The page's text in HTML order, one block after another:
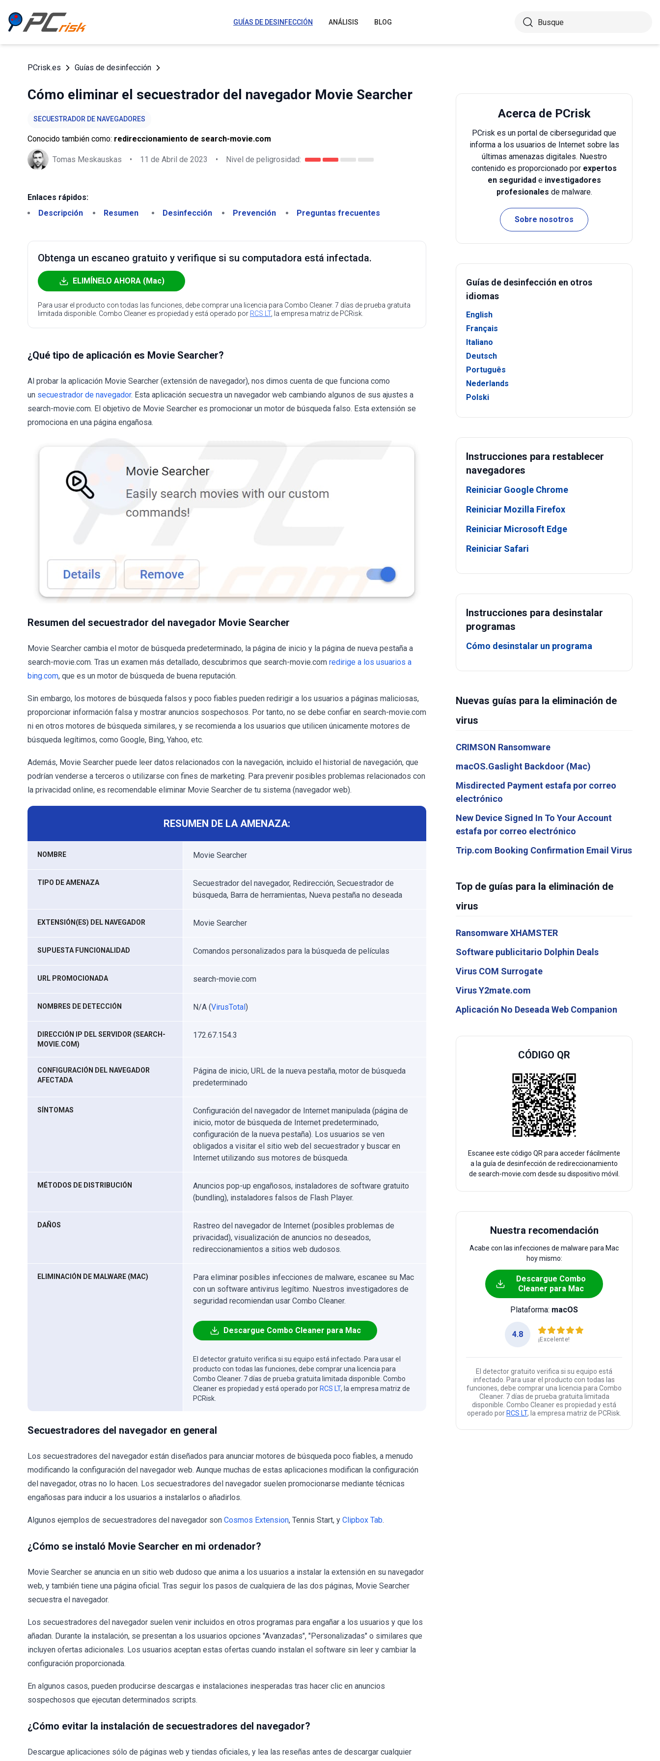
GUÍAS DE DESINFECCIÓN ANÁLISIS BLOG
PCrisk.es Guías de desinfección
Cómo eliminar el secuestrador del navegador Movie Searcher
SECUESTRADOR DE NAVEGADORES
Conocido también como: redireccionamiento de search-movie.com
Tomas Meskauskas • 11 de Abril de 2023 • Nivel de peligrosidad:
Enlaces rápidos:
Descripción
Resumen Desinfección Prevención Preguntas frecuentes
Obtenga un escaneo gratuito y verifique si su computadora está infectada.
ELIMÍNELO AHORA (Mac)
Para usar el producto con todas las funciones, debe comprar una licencia para Combo Cleaner. 7 días de prueba gratuita
limitada disponible. Combo Cleaner es propiedad y está operado por RCS LT, la empresa matriz de PCRisk.
¿Qué tipo de aplicación es Movie Searcher?
Al probar la aplicación Movie Searcher (extensión de navegador), nos dimos cuenta de que funciona como
un secuestrador de navegador. Esta aplicación secuestra un navegador web cambiando algunos de sus ajustes a
search-movie.com. El objetivo de Movie Searcher es promocionar un motor de búsqueda falso. Esta extensión se
promociona en una página engañosa.
Resumen del secuestrador del navegador Movie Searcher
Movie Searcher cambia el motor de búsqueda predeterminado, la página de inicio y la página de nueva pestaña a
search-movie.com. Tras un examen más detallado, descubrimos que search-movie.com redirige a los usuarios a
bing.com, que es un motor de búsqueda de buena reputación.
Sin embargo, los motores de búsqueda falsos y poco fiables pueden redirigir a los usuarios a páginas maliciosas,
proporcionar información falsa y mostrar anuncios sospechosos. Por tanto, no se debe confiar en search-movie.com
ni en otros motores de búsqueda similares, y se recomienda a los usuarios que utilicen únicamente motores de
búsqueda legítimos, como Google, Bing, Yahoo, etc.
Además, Movie Searcher puede leer datos relacionados con la navegación, incluido el historial de navegación, que
podrían venderse a terceros o utilizarse con fines de marketing. Para prevenir posibles problemas relacionados con
la privacidad online, es recomendable eliminar Movie Searcher de tu sistema (navegador web).
RESUMEN DE LA AMENAZA:
NOMBRE Movie Searcher
TIPO DE AMENAZA
Secuestrador del navegador, Redirección, Secuestrador de
búsqueda, Barra de herramientas, Nueva pestaña no deseada
EXTENSIÓN(ES) DEL NAVEGADOR Movie Searcher
SUPUESTA FUNCIONALIDAD Comandos personalizados para la búsqueda de películas
URL PROMOCIONADA search-movie.com
NOMBRES DE DETECCIÓN N/A (VirusTotal)
DIRECCIÓN IP DEL SERVIDOR (SEARCH-
MOVIE.COM)
172.67.154.3
CONFIGURACIÓN DEL NAVEGADOR
AFECTADA
Página de inicio, URL de la nueva pestaña, motor de búsqueda
predeterminado
SÍNTOMAS
Configuración del navegador de Internet manipulada (página de
inicio, motor de búsqueda de Internet predeterminado,
configuración de la nueva pestaña). Los usuarios se ven
obligados a visitar el sitio web del secuestrador y buscar en
Internet utilizando sus motores de búsqueda.
MÉTODOS DE DISTRIBUCIÓN
Anuncios pop-up engañosos, instaladores de software gratuito
(bundling), instaladores falsos de Flash Player.
DAÑOS
Rastreo del navegador de Internet (posibles problemas de
privacidad), visualización de anuncios no deseados,
redireccionamientos a sitios web dudosos.
ELIMINACIÓN DE MALWARE (MAC)
Para eliminar posibles infecciones de malware, escanee su Mac
con un software antivirus legítimo. Nuestros investigadores de
seguridad recomiendan usar Combo Cleaner.
Descargue Combo Cleaner para Mac
El detector gratuito verifica si su equipo está infectado. Para usar el
producto con todas las funciones, debe comprar una licencia para
Combo Cleaner. 7 días de prueba gratuita limitada disponible. Combo
Cleaner es propiedad y está operado por RCS LT, la empresa matriz de
PCRisk.
Secuestradores del navegador en general
Los secuestradores del navegador están diseñados para anunciar motores de búsqueda poco fiables, a menudo
modificando la configuración del navegador web. Aunque muchas de estas aplicaciones modifican la configuración
del navegador, otras no lo hacen. Los secuestradores del navegador suelen promocionarse mediante técnicas
engañosas para inducir a los usuarios a instalarlos o añadirlos.
Algunos ejemplos de secuestradores del navegador son Cosmos Extension, Tennis Start, y Clipbox Tab.
¿Cómo se instaló Movie Searcher en mi ordenador?
Movie Searcher se anuncia en un sitio web dudoso que anima a los usuarios a instalar la extensión en su navegador
web, y también tiene una página oficial. Tras seguir los pasos de cualquiera de las dos páginas, Movie Searcher
secuestra el navegador.
Los secuestradores del navegador suelen venir incluidos en otros programas para engañar a los usuarios y que los
añadan. Durante la instalación, se presentan a los usuarios opciones "Avanzadas", "Personalizadas" o similares que
incluyen ofertas adicionales. Los usuarios aceptan estas ofertas cuando instalan el software sin leer y cambiar la
configuración proporcionada.
En algunos casos, pueden producirse descargas e instalaciones inesperadas tras hacer clic en anuncios
sospechosos que ejecutan determinados scripts.
¿Cómo evitar la instalación de secuestradores del navegador?
Descargue aplicaciones sólo de páginas web y tiendas oficiales, y lea las reseñas antes de descargar cualquier
Acerca de PCrisk
PCrisk es un portal de ciberseguridad que
informa a los usuarios de Internet sobre las
últimas amenazas digitales. Nuestro
contenido es proporcionado por expertos
en seguridade investigadores
profesionales de malware.
Sobre nosotros
Guías de desinfección en otros
idiomas
English
Français
Italiano
Deutsch
Português
Nederlands
Polski
Instrucciones para restablecer
navegadores
Reiniciar Google Chrome
Reiniciar Mozilla Firefox
Reiniciar Microsoft Edge
Reiniciar Safari
Instrucciones para desinstalar
programas
Cómo desinstalar un programa
Nuevas guías para la eliminación de
virus
CRIMSON Ransomware
macOS.Gaslight Backdoor (Mac)
Misdirected Payment estafa por correo
electrónico
New Device Signed In To Your Account
estafa por correo electrónico
Trip.com Booking Confirmation Email Virus
Top de guías para la eliminación de
virus
Ransomware XHAMSTER
Software publicitario Dolphin Deals
Virus COM Surrogate
Virus Y2mate.com
Aplicación No Deseada Web Companion
CÓDIGO QR
Escanee este código QR para acceder fácilmente
a la guía de desinfección de redireccionamiento
de search-movie.com desde su dispositivo móvil.
Nuestra recomendación
Acabe con las infecciones de malware para Mac
hoy mismo:
Descargue Combo
Cleaner para Mac
Plataforma: macOS
4.8
¡Excelente!
El detector gratuito verifica si su equipo está
infectado. Para usar el producto con todas las
funciones, debe comprar una licencia para Combo
Cleaner. 7 días de prueba gratuita limitada
disponible. Combo Cleaner es propiedad y está
operado por RCS LT, la empresa matriz de PCRisk.